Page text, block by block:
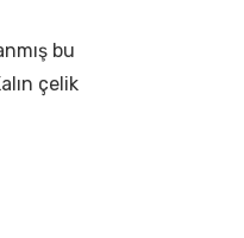
bu
çelik